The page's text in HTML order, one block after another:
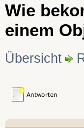
Wie
einem
Übersicht